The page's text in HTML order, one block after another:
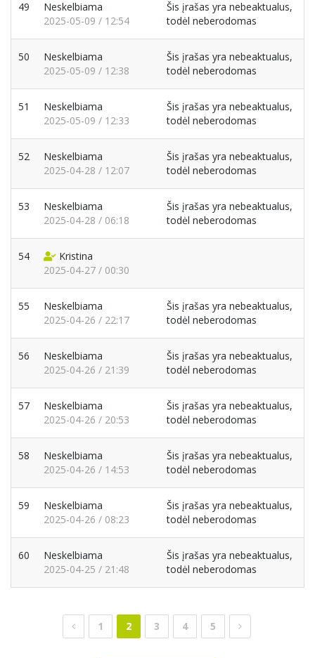
49
Neskelbiama
2025-05-09 / 12:54
Šis įrašas yra nebeaktualus,
todėl neberodomas
50
Neskelbiama
2025-05-09 / 12:38
Šis įrašas yra nebeaktualus,
todėl neberodomas
51
Neskelbiama
2025-05-09 / 12:33
Šis įrašas yra nebeaktualus,
todėl neberodomas
52
Neskelbiama
2025-04-28 / 12:07
Šis įrašas yra nebeaktualus,
todėl neberodomas
53
Neskelbiama
2025-04-28 / 06:18
Šis įrašas yra nebeaktualus,
todėl neberodomas
54
Kristina
2025-04-27 / 00:30
55
Neskelbiama
2025-04-26 / 22:17
Šis įrašas yra nebeaktualus,
todėl neberodomas
56
Neskelbiama
2025-04-26 / 21:39
Šis įrašas yra nebeaktualus,
todėl neberodomas
57
Neskelbiama
2025-04-26 / 20:53
Šis įrašas yra nebeaktualus,
todėl neberodomas
58
Neskelbiama
2025-04-26 / 14:53
Šis įrašas yra nebeaktualus,
todėl neberodomas
59
Neskelbiama
2025-04-26 / 08:23
Šis įrašas yra nebeaktualus,
todėl neberodomas
60
Neskelbiama
2025-04-25 / 21:48
Šis įrašas yra nebeaktualus,
todėl neberodomas
1 2 3 4 5